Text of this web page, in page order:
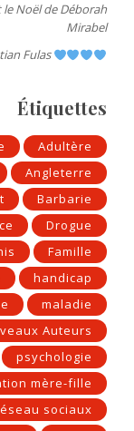
Noël de Déborah
Mirabel
Fulas
Étiquettes
Adultère
Angleterre
Barbarie
Drogue
Famille
handicap
maladie
Auteurs
psychologie
mère-fille
sociaux